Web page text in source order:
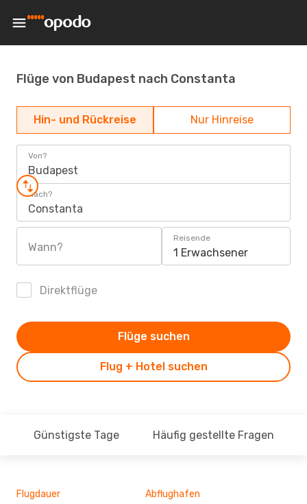
Flüge von Budapest nach Constanta
Hin- und Rückreise Nur Hinreise
Von?
Budapest
Nach?
Constanta
Wann?
Reisende
1 Erwachsener
Direktflüge
Flug + Hotel suchen
Flüge suchen
Günstigste Tage Häufig gestellte Fragen
Flugdauer Abflughafen